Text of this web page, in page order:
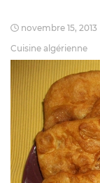
novembre 15, 2013
Cuisine algérienne